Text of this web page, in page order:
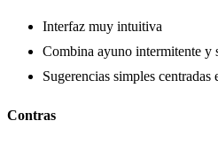
Interfaz muy intuitiva
Combina ayuno intermitente y
Sugerencias simples
Contras